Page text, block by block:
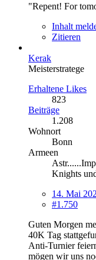
"Repent! For
Inhalt
Zitieren
Kerak
Meisterstratege
Erhaltene Likes
823
Beiträge
1.208
Wohnort
Bonn
Armeen
Knights
14. Mai
#1.750
Guten Morgen
40K Tag
Anti-Turnier
mögen wir uns